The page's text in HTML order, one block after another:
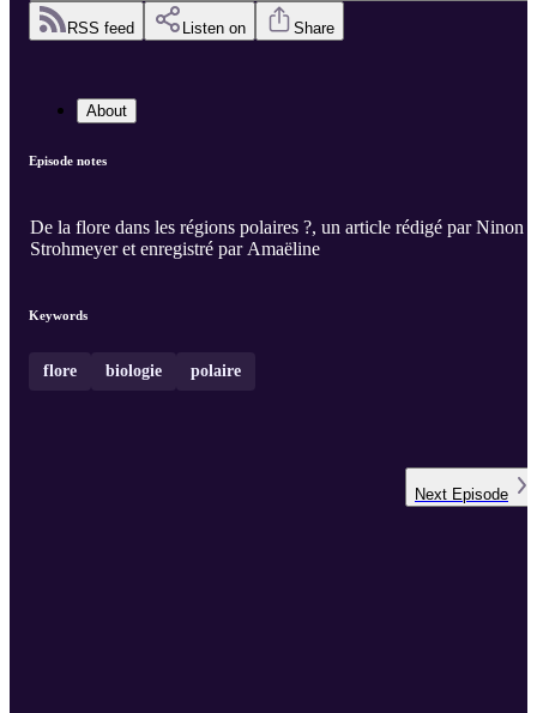
RSS feed Listen on Share
About
Episode notes
De la flore dans les régions polaires ?, un article rédigé par Ninon
Strohmeyer et enregistré par Amaëline
Keywords
flore biologie polaire
Next Episode